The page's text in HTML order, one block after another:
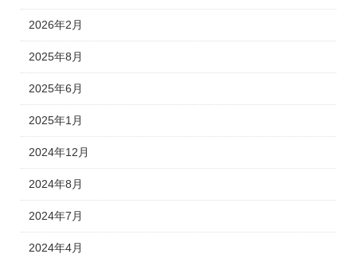
2026年2月
2025年8月
2025年6月
2025年1月
2024年12月
2024年8月
2024年7月
2024年4月